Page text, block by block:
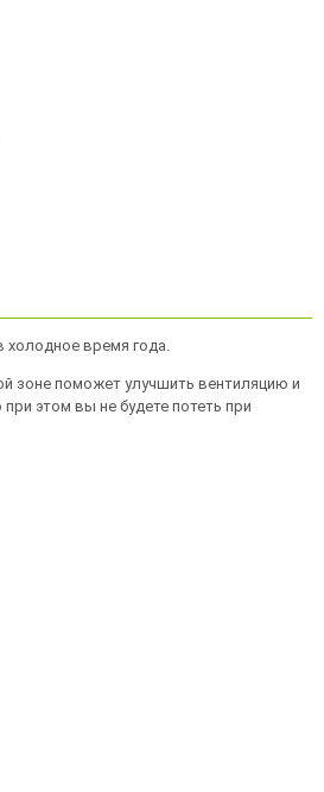
холодное время года.
зоне поможет улучшить вентиляцию и
этом вы не будете потеть при